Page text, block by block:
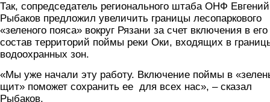
Так, сопредседатель регионального штаба ОНФ Евгений
Рыбаков предложил увеличить границы лесопаркового
«зеленого пояса» вокруг Рязани за счет включения в его
состав территорий поймы реки Оки, входящих в
водоохранных зон.
«Мы уже начали эту работу. Включение поймы в
щит» поможет сохранить ее для всех нас», – сказал
Рыбаков.